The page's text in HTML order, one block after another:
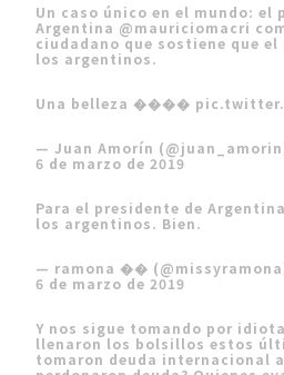
Un caso único en el mundo: el
Argentina @mauriciomacri
ciudadano que sostiene que
los argentinos.
Una belleza ����
— Juan Amorín
6 de marzo de 2019
Para el presidente de
los argentinos. Bien.
— ramona ��
6 de marzo de 2019
Y nos sigue tomando por
llenaron los bolsillos estos
tomaron deuda internacional a